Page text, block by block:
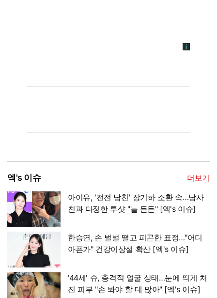
엑's 이슈
더보기
아이유, '전전 남친' 장기하 소환 속…남사
친과 다정한 투샷 "늘 든든" [엑's 이슈]
한승연, 손 벌벌 떨고 피곤한 표정…"어디
아픈가" 건강이상설 확산 [엑's 이슈]
'44세' 슈, 충격적 얼굴 상태…눈에 띄게 처
진 피부 "손 봐야 할 데 많아" [엑's 이슈]